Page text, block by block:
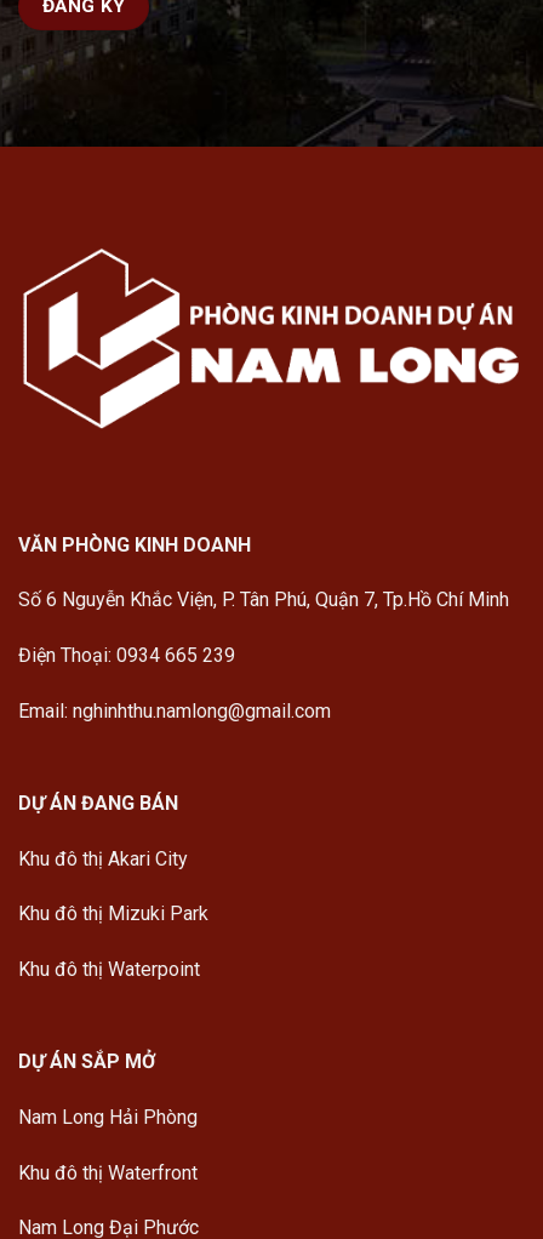
VĂN PHÒNG KINH DOANH
Số 6 Nguyễn Khắc Viện, P. Tân Phú, Quận 7, Tp.Hồ Chí Minh
Điện Thoại: 0934 665 239
Email: nghinhthu.namlong@gmail.com
DỰ ÁN ĐANG BÁN
Khu đô thị Akari City
Khu đô thị Mizuki Park
Khu đô thị Waterpoint
DỰ ÁN SẮP MỞ
Nam Long Hải Phòng
Khu đô thị Waterfront
Nam Long Đại Phước